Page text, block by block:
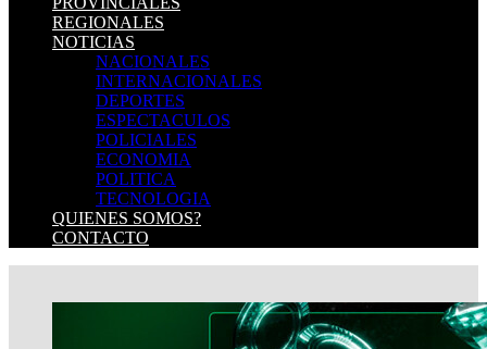
REGIONALES
NOTICIAS
NACIONALES
INTERNACIONALES
DEPORTES
ESPECTACULOS
POLICIALES
ECONOMIA
POLITICA
TECNOLOGIA
QUIENES SOMOS?
CONTACTO